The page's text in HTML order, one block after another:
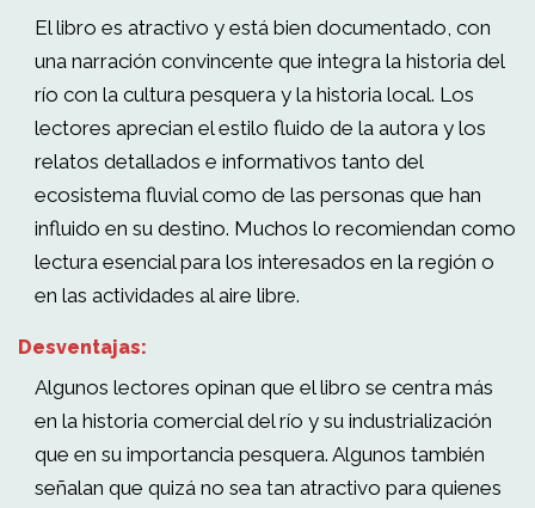
El libro es atractivo y está bien documentado, con
una narración convincente que integra la historia del
río con la cultura pesquera y la historia local. Los
lectores aprecian el estilo fluido de la autora y los
relatos detallados e informativos tanto del
ecosistema fluvial como de las personas que han
influido en su destino. Muchos lo recomiendan como
lectura esencial para los interesados en la región o
en las actividades al aire libre.
Desventajas:
Algunos lectores opinan que el libro se centra más
en la historia comercial del río y su industrialización
que en su importancia pesquera. Algunos también
señalan que quizá no sea tan atractivo para quienes